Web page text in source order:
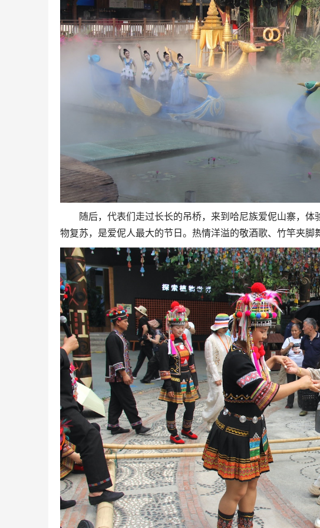
随后，代表们走过长长的吊桥，来到哈尼族爱伲山寨，体
物复苏，是爱伲人最大的节日。热情洋溢的敬酒歌、竹竿夹脚